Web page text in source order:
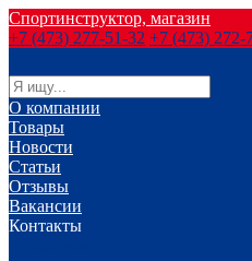
Спортинструктор, магазин
+7 (473) 277-51-32 +7 (473) 272-
О компании
Товары
Новости
Статьи
Отзывы
Вакансии
Контакты